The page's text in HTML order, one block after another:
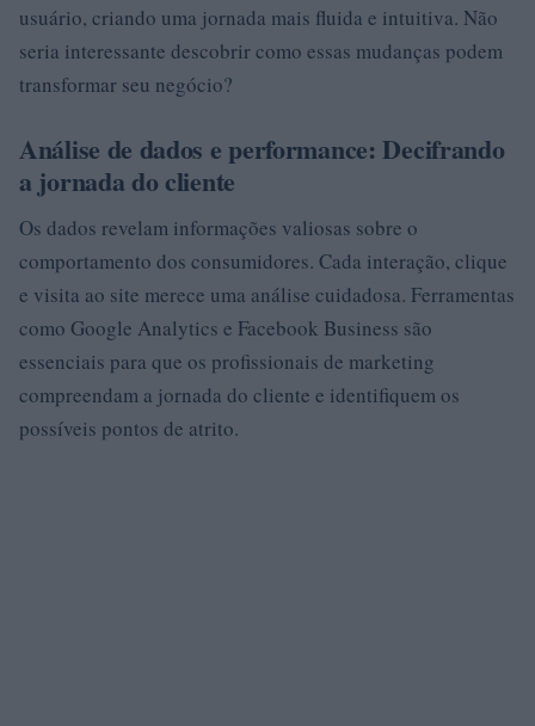
usuário, criando uma jornada mais fluida e intuitiva. Não
seria interessante descobrir como essas mudanças podem
transformar seu negócio?
Análise de dados e performance: Decifrando
a jornada do cliente
Os dados revelam informações valiosas sobre o
comportamento dos consumidores. Cada interação, clique
e visita ao site merece uma análise cuidadosa. Ferramentas
como Google Analytics e Facebook Business são
essenciais para que os profissionais de marketing
compreendam a jornada do cliente e identifiquem os
possíveis pontos de atrito.